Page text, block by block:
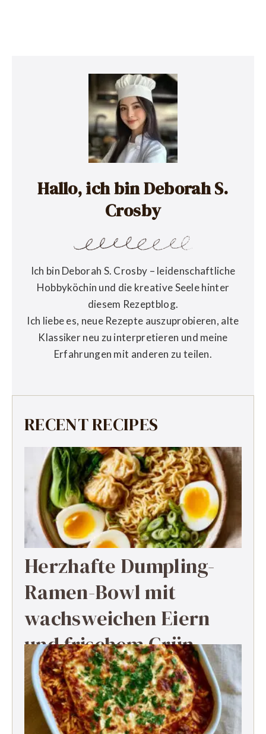
Hallo, ich bin Deborah S.
Crosby
Ich bin Deborah S. Crosby – leidenschaftliche
Hobbyköchin und die kreative Seele hinter
diesem Rezeptblog.
Ich liebe es, neue Rezepte auszuprobieren, alte
Klassiker neu zu interpretieren und meine
Erfahrungen mit anderen zu teilen.
RECENT RECIPES
Herzhafte Dumpling-
Ramen-Bowl mit
wachsweichen Eiern
und frischem Grün